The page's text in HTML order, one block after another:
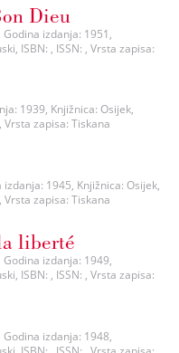
Dieu
izdanja: 1951,
ISBN: , ISSN: , Vrsta zapisa:
1939, Knjižnica: Osijek,
Vrsta zapisa: Tiskana
1945, Knjižnica: Osijek,
Vrsta zapisa: Tiskana
liberté
izdanja: 1949,
ISBN: , ISSN: , Vrsta zapisa:
izdanja: 1948,